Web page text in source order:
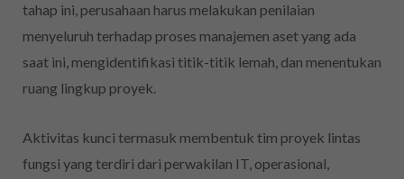
tahap ini, perusahaan harus melakukan penilaian
menyeluruh terhadap proses manajemen aset yang ada
saat ini, mengidentifikasi titik-titik lemah, dan menentukan
ruang lingkup proyek.
Aktivitas kunci termasuk membentuk tim proyek lintas
fungsi yang terdiri dari perwakilan IT, operasional,